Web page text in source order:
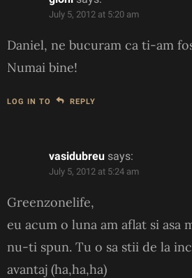
July 5, 2012 at 5:20 am
Daniel, ne bucuram ca ti-am
Numai bine!
LOG IN TO REPLY
vasidubreu says:
July 5, 2012 at 5:24 am
Greenzonelife,
eu acum o luna am aflat si asa
nu-ti spun. Tu o sa stii de la
avantaj (ha,ha,ha)